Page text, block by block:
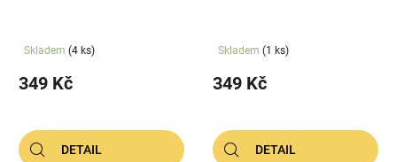
Skladem (4 ks)
349 Kč
DETAIL
Skladem (1 ks)
349 Kč
DETAIL